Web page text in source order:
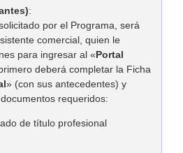
:
por el Programa, será
comercial, quien le
para ingresar al «Portal
deberá completar la Ficha
» (con sus antecedentes) y
requeridos:
de título profesional